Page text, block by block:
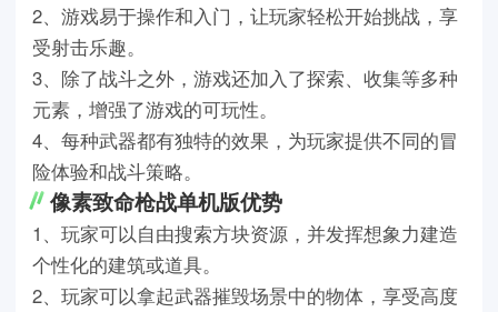
2、游戏易于操作和入门，让玩家轻松开始挑战，享
受射击乐趣。
3、除了战斗之外，游戏还加入了探索、收集等多种
元素，增强了游戏的可玩性。
4、每种武器都有独特的效果，为玩家提供不同的冒
险体验和战斗策略。
像素致命枪战单机版优势
1、玩家可以自由搜索方块资源，并发挥想象力建造
个性化的建筑或道具。
2、玩家可以拿起武器摧毁场景中的物体，享受高度